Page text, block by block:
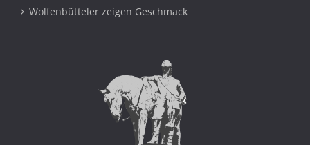
Wolfenbütteler zeigen Geschmack